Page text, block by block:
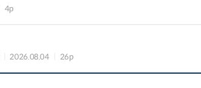
4p
2026.08.04 26p